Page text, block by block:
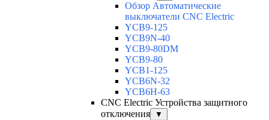
Обзор Автоматические
выключатели CNC Electric
YCB9-125
YCB9N-40
YCB9-80DM
YCB9-80
YCB1-125
YCB6N-32
YCB6H-63
CNC Electric Устройства защитного
отключения
▼